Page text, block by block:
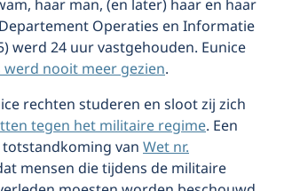
haar man, (en later) haar en haar
Operaties en Informatie
werd 24 uur vastgehouden. Eunice
werd nooit meer gezien.
rechten studeren en sloot zij zich
tegen het militaire regime. Een
vanWet nr.
mensen die tijdens de militaire